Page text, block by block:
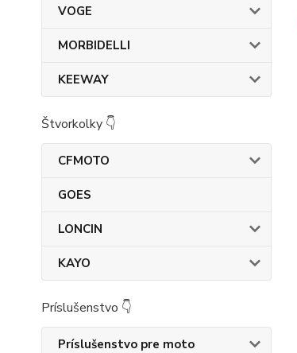
VOGE
MORBIDELLI
KEEWAY
Štvorkolky 👇
CFMOTO
GOES
LONCIN
KAYO
Príslušenstvo 👇
Príslušenstvo pre moto